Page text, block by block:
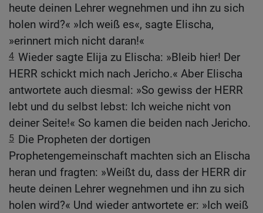
heute deinen Lehrer wegnehmen und ihn zu sich
holen wird?« »Ich weiß es«, sagte Elischa,
»erinnert mich nicht daran!«
4 Wieder sagte Elija zu Elischa: »Bleib hier! Der
HERR schickt mich nach Jericho.« Aber Elischa
antwortete auch diesmal: »So gewiss der HERR
lebt und du selbst lebst: Ich weiche nicht von
deiner Seite!« So kamen die beiden nach Jericho.
5 Die Propheten der dortigen
Prophetengemeinschaft machten sich an Elischa
heran und fragten: »Weißt du, dass der HERR dir
heute deinen Lehrer wegnehmen und ihn zu sich
holen wird?« Und wieder antwortete er: »Ich weiß